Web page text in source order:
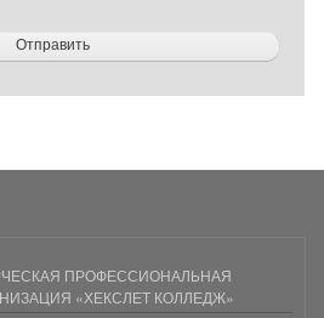
ПРОФЕССИОНАЛЬНАЯ
«ХЕКСЛЕТ КОЛЛЕДЖ»